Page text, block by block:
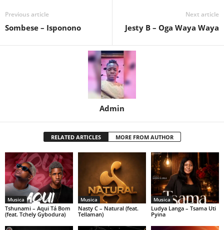
Previous article
Sombese – Isponono
Next article
Jesty B – Oga Waya Waya
Admin
RELATED ARTICLES MORE FROM AUTHOR
Musica
Tshunami – Aqui Tá Bom
(feat. Tchely Gybodura)
Musica
Nasty C – Natural (feat.
Tellaman)
Musica
Ludya Langa – Tsama Uti
Pyina